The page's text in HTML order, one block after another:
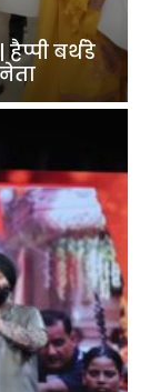
बर्थडे